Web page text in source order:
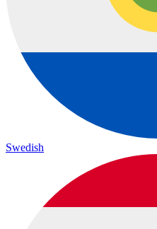
Swedish